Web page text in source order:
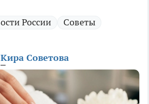
России Советы
Кира Советова